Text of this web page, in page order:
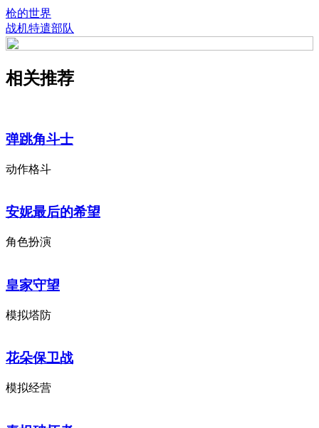
枪的世界
战机特遣部队
相关推荐
弹跳角斗士
动作格斗
安妮最后的希望
角色扮演
皇家守望
模拟塔防
花朵保卫战
模拟经营